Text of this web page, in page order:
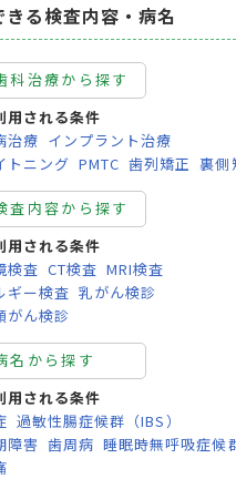
きる検査内容・病名
科治療から探す
用される条件
治療 インプラント治療
トニング PMTC 歯列矯正 裏側
査内容から探す
用される条件
検査 CT検査 MRI検査
ギー検査 乳がん検診
がん検診
名から探す
用される条件
過敏性腸症候群（IBS）
障害 歯周病 睡眠時無呼吸症候